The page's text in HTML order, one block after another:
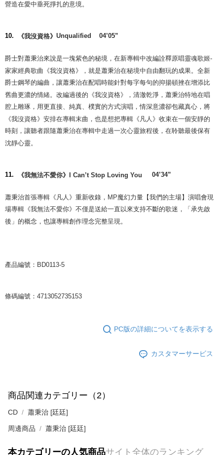
營造在愛中垂死掙扎的意境。
10. 《我沒資格》 Unqualified 04’05”
爵士對蕭秉治來說是一塊紫色的秘境，在新專輯中改編詮釋原唱靈魂歌姬-
家家經典歌曲《我沒資格》，就是蕭秉治在秘境中自由翻玩的成果。全新
爵士鋼琴的編曲，讓蕭秉治在配唱時能針對每字每句的抑揚頓挫在增添比
舊曲更濃的情緒。改編過後的《我沒資格》，清澈乾淨，蕭秉治特地在唱
腔上雕琢，用更直接、純真、樸實的方式演唱，情深意濃卻包藏真心，將
《我沒資格》安排在專輯末曲，也是想把專輯《凡人》收束在一個安靜的
時刻，讓聽者跟隨蕭秉治在專輯中走過一次心靈旅程後，在聆聽最後保有
沈靜心靈。
11. 《我無法不愛你》 I Can’t Stop Loving You 04’34”
蕭秉治首張專輯《凡人》重新收錄， MP魔幻力量【我們的主場】演唱會現
場專輯《我無法不愛你》不僅是送給一直以來支持不斷的歌迷，「承先啟
後」的概念，也讓專輯創作理念完整呈現。
產品編號：BD0113-5
條碼編號：4713052735153
PC版の詳細についてを表示する
カスタマーサービス
商品関連カテゴリー（2）
CD 蕭秉治 [廷廷]
周邊商品 蕭秉治 [廷廷]
本カテゴリーの人気商品サイト全体のランキング